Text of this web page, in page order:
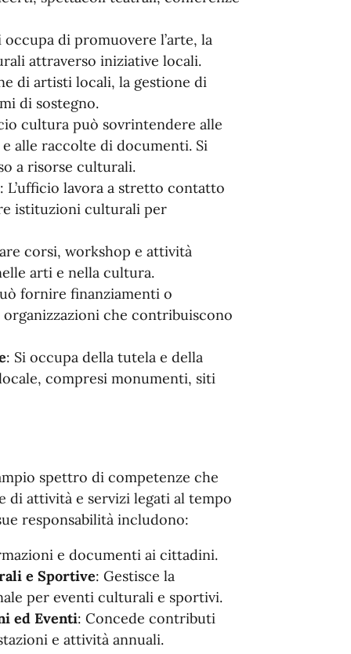
occupa di promuovere l’arte, la
attraverso iniziative locali.
di artisti locali, la gestione di
di sostegno.
cultura può sovrintendere alle
alle raccolte di documenti. Si
a risorse culturali.
: L’ufficio lavora a stretto contatto
istituzioni culturali per
corsi, workshop e attività
arti e nella cultura.
fornire finanziamenti o
che contribuiscono
: Si occupa della tutela e della
compresi monumenti, siti
spettro di competenze che
di attività e servizi legati al tempo
responsabilità includono:
e documenti ai cittadini.
e Sportive: Gestisce la
per eventi culturali e sportivi.
ed Eventi: Concede contributi
e attività annuali.